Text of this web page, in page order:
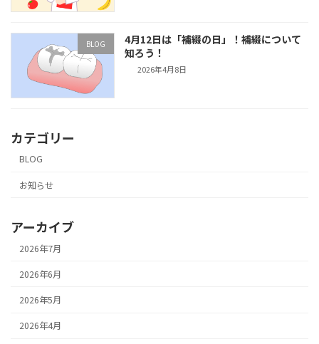
BLOG
4月12日は「補綴の日」！補綴について
知ろう！
2026年4月8日
カテゴリー
BLOG
お知らせ
アーカイブ
2026年7月
2026年6月
2026年5月
2026年4月